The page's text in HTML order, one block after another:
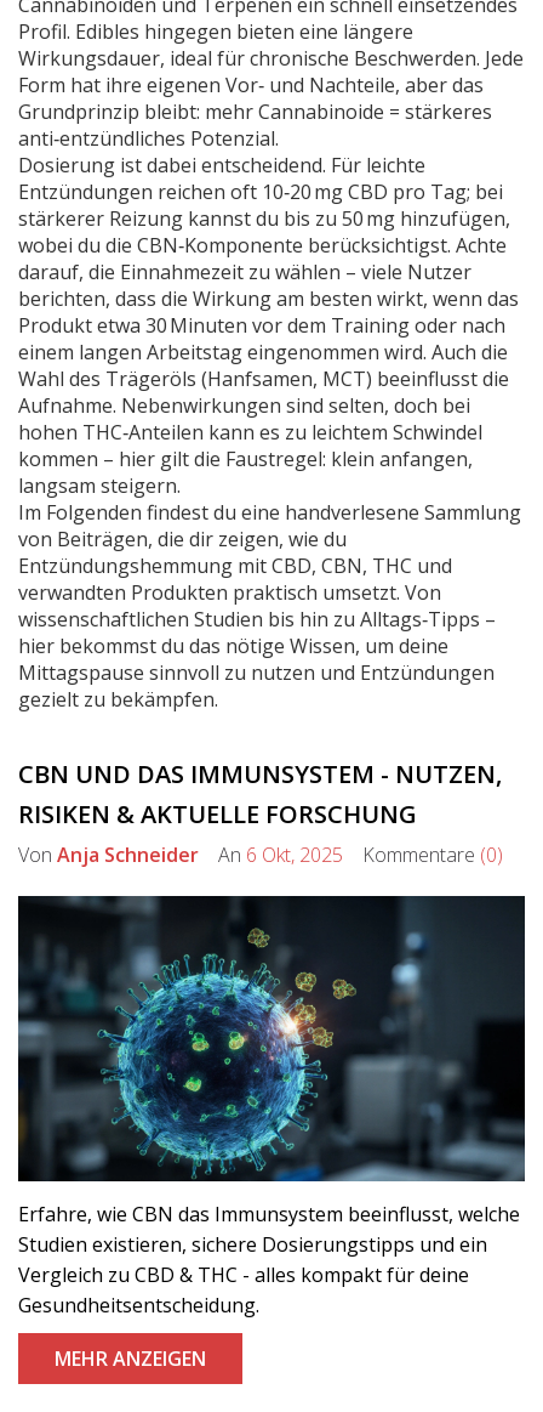
Profil. Edibles hingegen bieten eine längere
Wirkungsdauer, ideal für chronische Beschwerden. Jede
Form hat ihre eigenen Vor‑ und Nachteile, aber das
Grundprinzip bleibt: mehr Cannabinoide = stärkeres
anti‑entzündliches Potenzial.
Dosierung ist dabei entscheidend. Für leichte
Entzündungen reichen oft 10‑20 mg CBD pro Tag; bei
stärkerer Reizung kannst du bis zu 50 mg hinzufügen,
wobei du die CBN‑Komponente berücksichtigst. Achte
darauf, die Einnahmezeit zu wählen – viele Nutzer
berichten, dass die Wirkung am besten wirkt, wenn das
Produkt etwa 30 Minuten vor dem Training oder nach
einem langen Arbeitstag eingenommen wird. Auch die
Wahl des Trägeröls (Hanfsamen, MCT) beeinflusst die
Aufnahme. Nebenwirkungen sind selten, doch bei
hohen THC‑Anteilen kann es zu leichtem Schwindel
kommen – hier gilt die Faustregel: klein anfangen,
langsam steigern.
Im Folgenden findest du eine handverlesene Sammlung
von Beiträgen, die dir zeigen, wie du
Entzündungshemmung mit CBD, CBN, THC und
verwandten Produkten praktisch umsetzt. Von
wissenschaftlichen Studien bis hin zu Alltags‑Tipps –
hier bekommst du das nötige Wissen, um deine
Mittagspause sinnvoll zu nutzen und Entzündungen
gezielt zu bekämpfen.
CBN UND DAS IMMUNSYSTEM - NUTZEN,
RISIKEN & AKTUELLE FORSCHUNG
Von Anja Schneider An 6 Okt, 2025 Kommentare (0)
Erfahre, wie CBN das Immunsystem beeinflusst, welche
Studien existieren, sichere Dosierungstipps und ein
Vergleich zu CBD & THC - alles kompakt für deine
Gesundheitsentscheidung.
MEHR ANZEIGEN